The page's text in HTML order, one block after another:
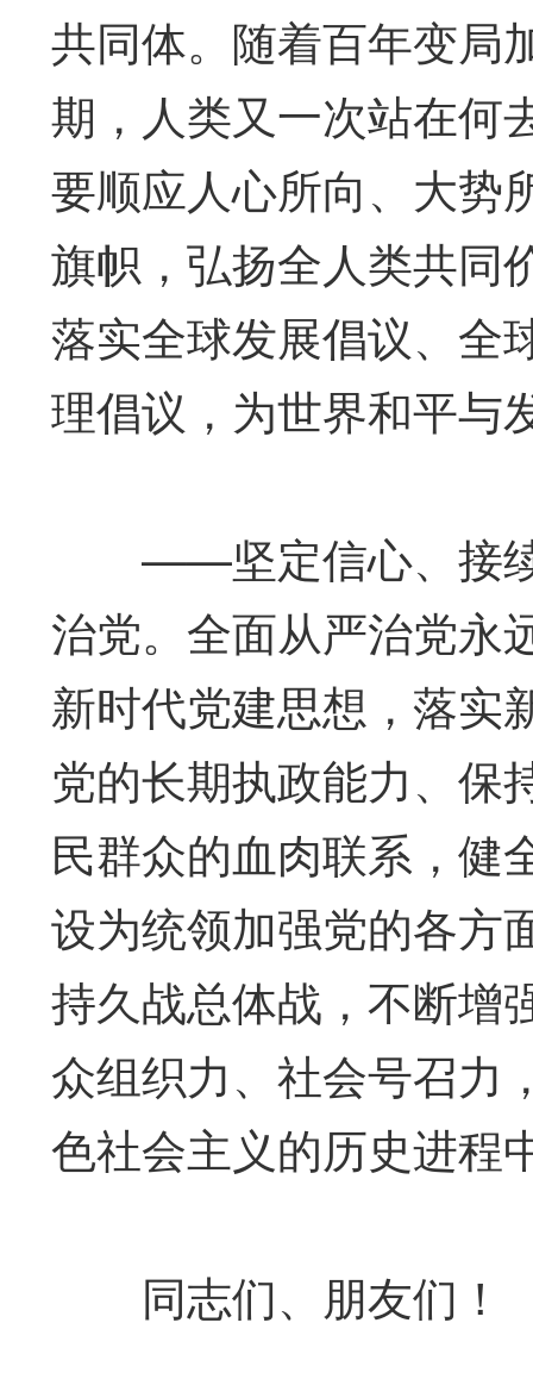
共同体。随着百年变局
期，人类又一次站在何
要顺应人心所向、大势
旗帜，弘扬全人类共同
落实全球发展倡议、全
理倡议，为世界和平与
——坚定信心、接续
治党。全面从严治党永
新时代党建思想，落实
党的长期执政能力、保
民群众的血肉联系，健
设为统领加强党的各方
持久战总体战，不断增
众组织力、社会号召力
色社会主义的历史进程
同志们、朋友们！